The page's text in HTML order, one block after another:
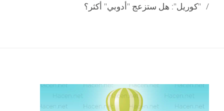
"كوريل": هل ستزعج "أدوبي" أكثر؟